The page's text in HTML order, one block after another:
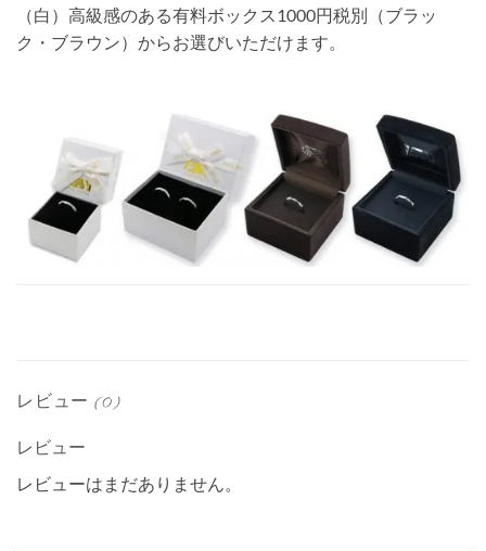
（白）高級感のある有料ボックス1000円税別（ブラッ
ク・ブラウン）からお選びいただけます。
レビュー (0)
レビュー
レビューはまだありません。